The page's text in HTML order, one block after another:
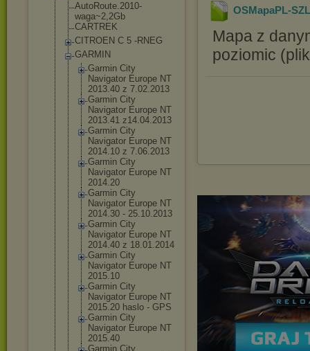
AutoRoute.2010-
waga~2,2Gb
CARTREK
CITROEN C 5 -RNEG
GARMIN
Garmin City
Navigator Europe NT
2013.40 z 7.02.2013
Garmin City
Navigator Europe NT
2013.41 z14.04.2013
Garmin City
Navigator Europe NT
2014.10 z 7.06.2013
Garmin City
Navigator Europe NT
2014.20
Garmin City
Navigator Europe NT
2014.30 - 25.10.2013
Garmin City
Navigator Europe NT
2014.40 z 18.01.2014
Garmin City
Navigator Europe NT
2015.10
Garmin City
Navigator Europe NT
2015.20 haslo - GPS
Garmin City
Navigator Europe NT
2015.40
Garmin City
OSMapaPL-
Mapa z
poziomic